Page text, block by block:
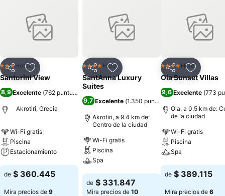
CompartirAgregar a favoritos
3 Estrellas
Hotel
Santorini View
8,9 Excelente (762 puntuaciones
Akrotiri, Grecia
Wi-Fi gratis
Piscina
Estacionamiento
Ver precios
de $ 360.445
Mira precios de 9
CompartirAgregar a favoritos
4 EstrellasHotel
SantAnna Luxury
Suites
9,7 Excelente (1.350 puntuaciones
Akrotiri, a 9.4 km de:
Centro de la ciudad
Wi-Fi gratis
Piscina
Spa
Ver precios
de $ 331.847
Mira precios de 10
CompartirAgregar
4 EstrellasHotel
Oia Sunset Villas
9,6Excelente (773
Oia, a 0.5 km de:
de la ciudad
Wi-Fi gratis
Piscina
Spa
Ver precios
de $ 389.115
Mira precios de 6